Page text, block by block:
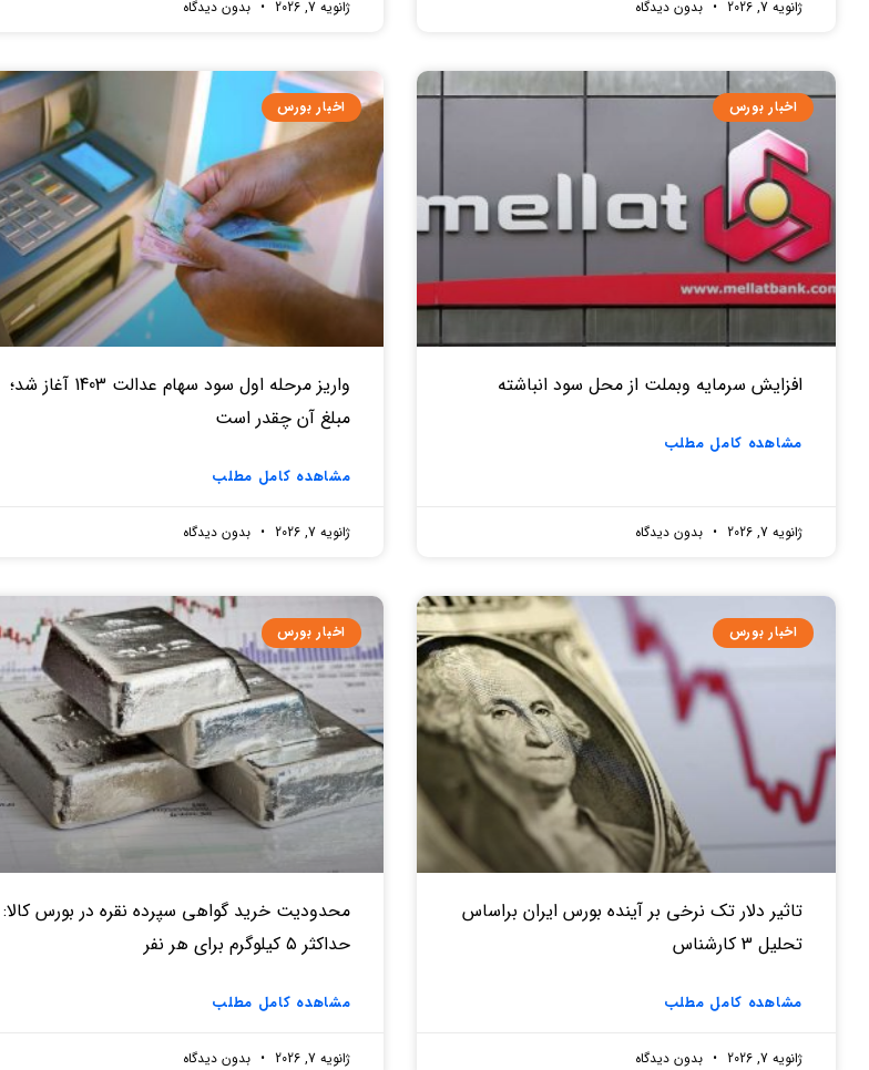
ژانویه 7, 2026 بدون دیدگاه ژانویه 7, 2026 بدون دیدگاه
اخبار بورس
افزایش سرمایه وبملت از محل سود انباشته
مشاهده کامل مطلب
ژانویه 7, 2026 بدون دیدگاه
اخبار بورس
واریز مرحله اول سود سهام عدالت 1403 آغاز شد؛
مبلغ آن چقدر است
مشاهده کامل مطلب
ژانویه 7, 2026 بدون دیدگاه
اخبار بورس
تاثیر دلار تک نرخی بر آینده بورس ایران براساس
تحلیل 3 کارشناس
مشاهده کامل مطلب
ژانویه 7, 2026 بدون دیدگاه
اخبار بورس
محدودیت خرید گواهی سپرده نقره در بورس کالا:
حداکثر ۵ کیلوگرم برای هر نفر
مشاهده کامل مطلب
ژانویه 7, 2026 بدون دیدگاه